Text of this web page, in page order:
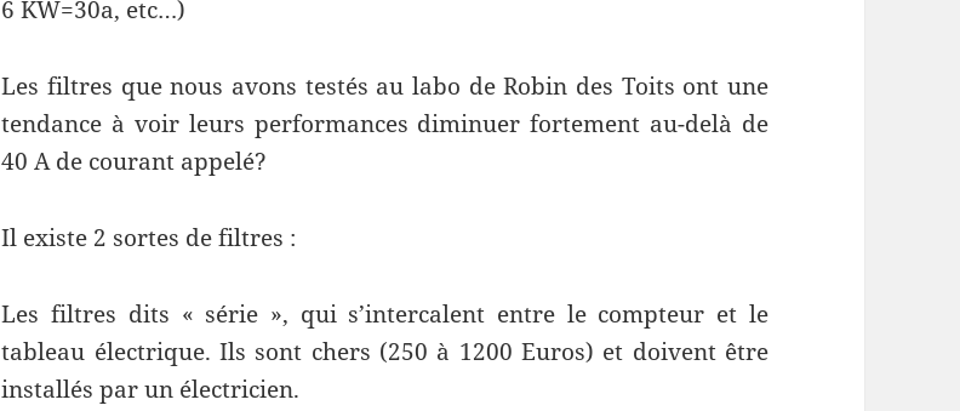
6 KW=30a, etc…)
Les filtres que nous avons testés au labo de Robin des Toits ont une
tendance à voir leurs performances diminuer fortement au-delà de
40 A de courant appelé?
Il existe 2 sortes de filtres :
Les filtres dits « série », qui s’intercalent entre le compteur et le
tableau électrique. Ils sont chers (250 à 1200 Euros) et doivent être
installés par un électricien.